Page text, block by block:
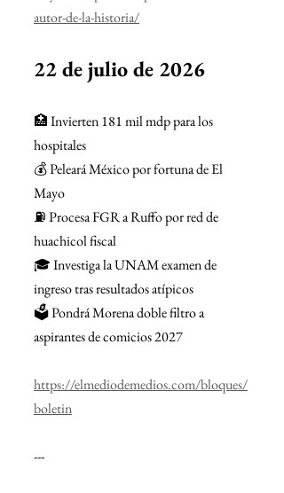
autor-de-la-historia/
22 de julio de 2026
🏥 Invierten 181 mil mdp para los
hospitales
💰 Peleará México por fortuna de El
Mayo
⛽ Procesa FGR a Ruffo por red de
huachicol fiscal
🎓 Investiga la UNAM examen de
ingreso tras resultados atípicos
🗳️ Pondrá Morena doble filtro a
aspirantes de comicios 2027
https://elmediodemedios.com/bloques/
boletin
---